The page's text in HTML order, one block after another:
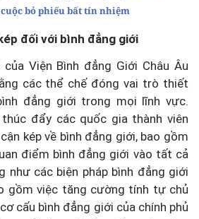
bỏ phiếu bất tín nhiệm
đối với bình đẳng giới
Viện Bình đẳng Giới Châu Âu
các thể chế đóng vai trò thiết
đẳng giới trong mọi lĩnh vực.
đẩy các quốc gia thành viên
kép về bình đẳng giới, bao gồm
điểm bình đẳng giới vào tất cả
như các biện pháp bình đẳng giới
gồm việc tăng cường tính tự chủ
cấu bình đẳng giới của chính phủ